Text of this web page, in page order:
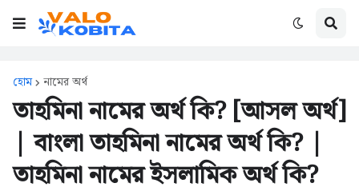
হোম নামের অর্থ
তাহমিনা নামের অর্থ কি? [আসল অর্থ]
| বাংলা তাহমিনা নামের অর্থ কি? |
তাহমিনা নামের ইসলামিক অর্থ কি?